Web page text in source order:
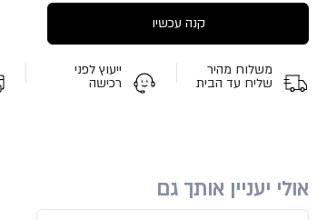
קנה עכשיו
משלוח מהיר
שליח עד הבית
ייעוץ לפני
רכישה
אולי יעניין אותך גם